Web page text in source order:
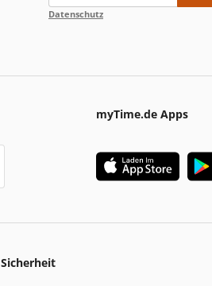
Datenschutz
myTime.de Apps
Sicherheit